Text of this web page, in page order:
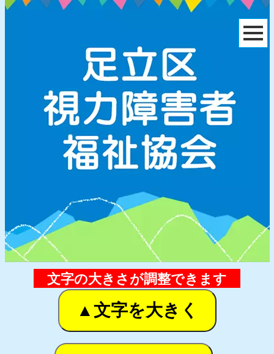
文字の大きさが調整できます
▲文字を大きく